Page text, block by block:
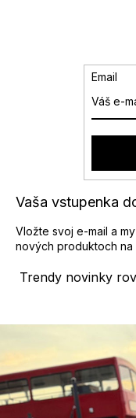
Trendy novinky
Vaša vstupenka
Vložte svoj e-mail a
nových produktoch na
Email